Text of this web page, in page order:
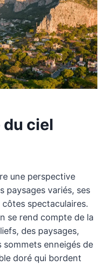
du ciel
une perspective
paysages variés, ses
spectaculaires.
se rend compte de la
des paysages,
sommets enneigés de
doré qui bordent